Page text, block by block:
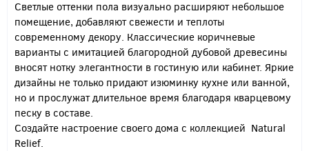
Светлые оттенки пола визуально расширяют небольшое
помещение, добавляют свежести и теплоты
современному декору. Классические коричневые
варианты с имитацией благородной дубовой древесины
вносят нотку элегантности в гостиную или кабинет. Яркие
дизайны не только придают изюминку кухне или ванной,
но и прослужат длительное время благодаря кварцевому
песку в составе.
Создайте настроение своего дома с коллекцией Natural
Relief.